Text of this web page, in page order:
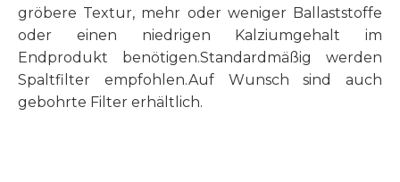
gröbere Textur, mehr oder weniger Ballaststoffe
oder einen niedrigen Kalziumgehalt im
Endprodukt benötigen.Standardmäßig werden
Spaltfilter empfohlen.Auf Wunsch sind auch
gebohrte Filter erhältlich.